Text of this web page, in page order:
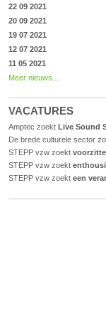
22 09 2021
20 09 2021
19 07 2021
12 07 2021
11 05 2021
Meer nieuws...
VACATURES
Amptec zoekt Live Sound
De brede culturele sector
STEPP vzw zoekt
STEPP vzw zoekt
STEPP vzw zoekt een